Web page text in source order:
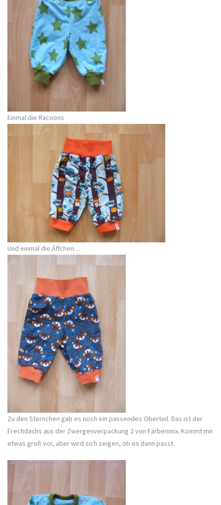
Einmal die Racoons
Und einmal die Äffchen…
Zu den Sternchen gab es noch ein passendes Oberteil. Das ist der
Frechdachs aus der Zwergenverpackung 2 von Farbenmix. Kommt mir
etwas groß vor, aber wird sich zeigen, ob es dann passt.